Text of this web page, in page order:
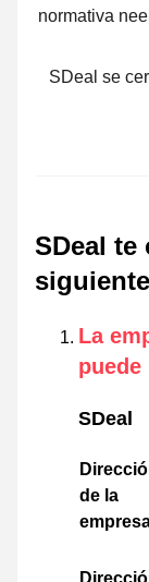
normativa
SDeal se
SDeal te
La
puede
SDeal
de la